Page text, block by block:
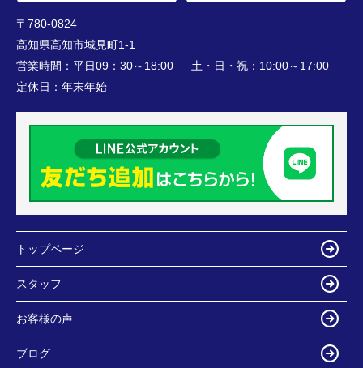
〒780-0824
高知県高知市城見町1-1
営業時間： 平日09：30～18:00 土・日・祝：10:00～17:00
定休日： 年末年始
トップページ
スタッフ
お客様の声
ブログ